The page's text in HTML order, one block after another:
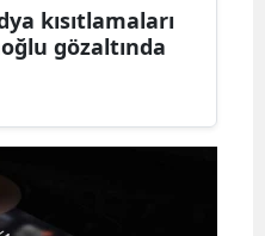
kısıtlamaları
gözaltında